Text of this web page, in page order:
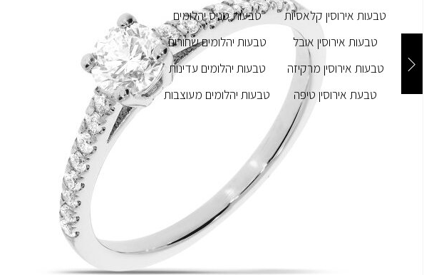
טבעות אירוסין קלאסיות
טבעות אירוסין אובל
טבעות אירוסין מרקיזה
טבעת אירוסין טיפה
טבעות טניס יהלומים
טבעות יהלומים שחורים
טבעות יהלומים עדינות
טבעות יהלומים מעוצבות